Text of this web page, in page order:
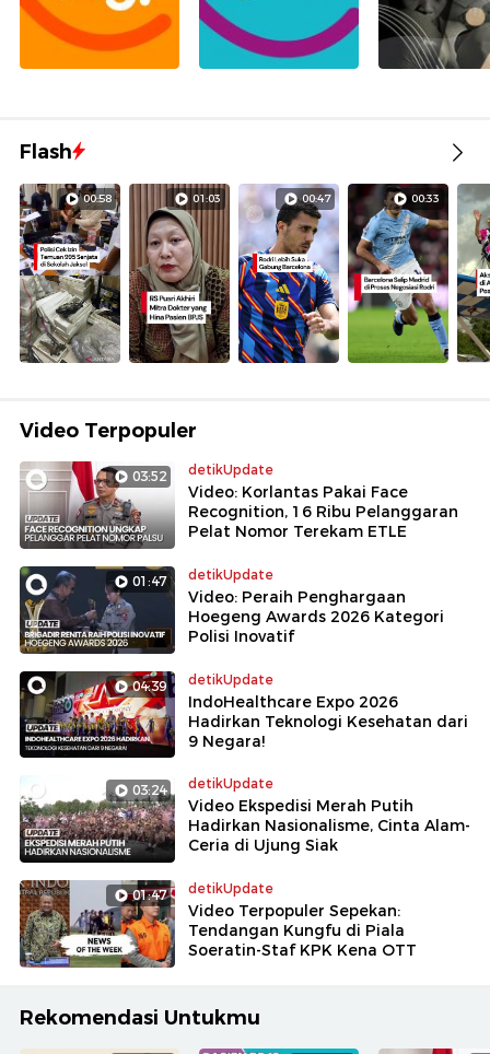
Flash
00:58 01:03 00:47 00:33
Video Terpopuler
03:52 detikUpdate
Video: Korlantas Pakai Face
Recognition, 16 Ribu Pelanggaran
Pelat Nomor Terekam ETLE
01:47 detikUpdate
Video: Peraih Penghargaan
Hoegeng Awards 2026 Kategori
Polisi Inovatif
04:39 detikUpdate
IndoHealthcare Expo 2026
Hadirkan Teknologi Kesehatan dari
9 Negara!
03:24 detikUpdate
Video Ekspedisi Merah Putih
Hadirkan Nasionalisme, Cinta Alam-
Ceria di Ujung Siak
01:47 detikUpdate
Video Terpopuler Sepekan:
Tendangan Kungfu di Piala
Soeratin-Staf KPK Kena OTT
Rekomendasi Untukmu